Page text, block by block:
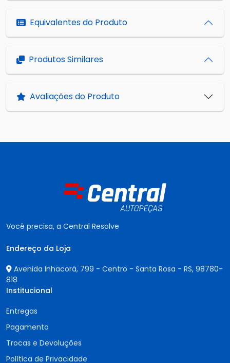
Equivalentes do Produto
Produtos Similares
Avaliações do Produto
Você precisa, a Central Resolve
Endereço da Loja
Avenida Inhacorá, 799 - Centro - Santa Rosa - RS, 98780-
818
Institucional
Entregas
Pagamento
Trocas e Devoluções
Política de Privacidade